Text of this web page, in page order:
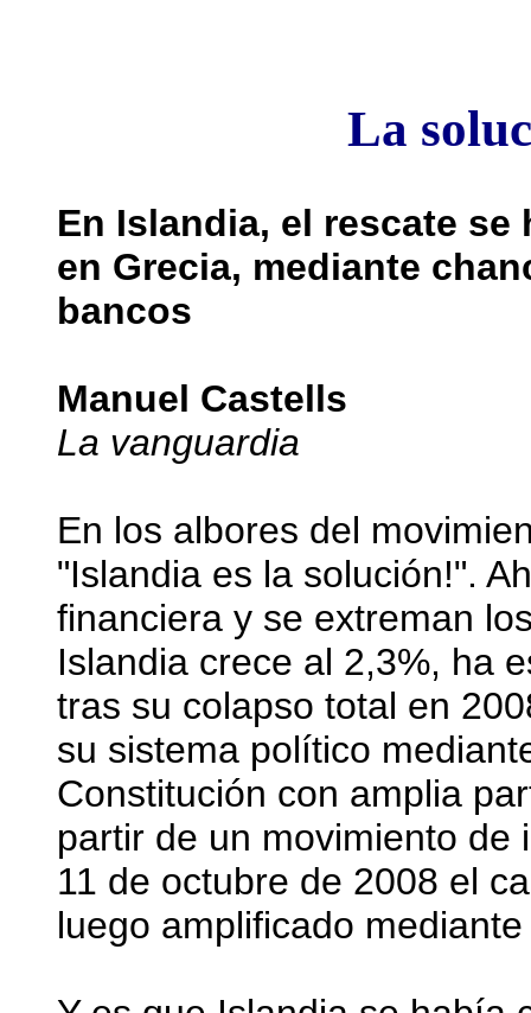
La
En Islandia, el rescate
en Grecia, mediante
bancos
Manuel Castells
La vanguardia
En los albores del
"Islandia es la solución!".
financiera y se extreman
Islandia crece al 2,3%, ha
tras su colapso total en
su sistema político
Constitución con amplia
partir de un movimiento de
11 de octubre de 2008 el
luego amplificado